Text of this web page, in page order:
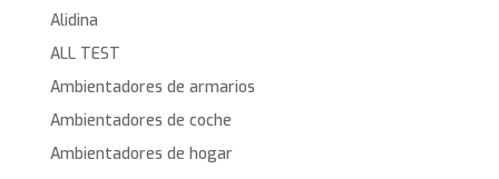
Alidina
ALL TEST
Ambientadores de armarios
Ambientadores de coche
Ambientadores de hogar